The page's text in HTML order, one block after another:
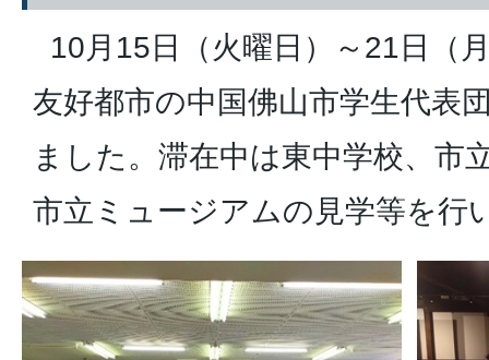
10月15日（火曜日）～21日（
友好都市の中国佛山市学生代表
ました。滞在中は東中学校、市
市立ミュージアムの見学等を行